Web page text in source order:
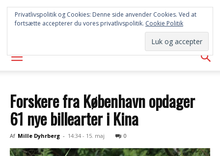
SYD
AVISEN
Forskere fra København opdager
61 nye billearter i Kina
Af Mille Dyhrberg - 14:34 - 15. maj 0
Privatlivspolitik og Cookies: Denne side anvender Cookies. Ved at
fortsætte accepterer du vores privatlivspolitik. Cookie Politik